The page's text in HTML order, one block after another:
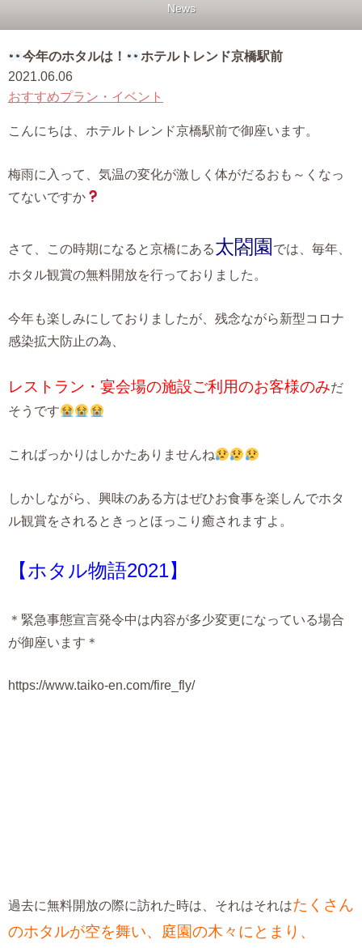
News
今年のホタルは！
ホテルトレンド京橋駅前
2021.06.06
おすすめプラン・イベント
こんにちは、ホテルトレンド京橋駅前で御座います。
梅雨に入って、気温の変化が激しく体がだるおも～くなっ
てないですか
さて、この時期になると京橋にある太閤園 では、毎年、
ホタル観賞の無料開放を行っておりました。
今年も楽しみにしておりましたが、残念ながら新型コロナ
感染拡大防止の為、
レストラン・宴会場の施設ご利用のお客様のみだ
そうです
こればっかりはしかたありませんね
しかしながら、興味のある方はぜひお食事を楽しんでホタ
ル観賞をされるときっとほっこり癒されますよ。
【ホタル物語2021】
＊緊急事態宣言発令中は内容が多少変更になっている場合
が御座います＊
https://www.taiko-en.com/fire_fly/
過去に無料開放の際に訪れた時は、それはそれはたくさん
のホタルが空を舞い、庭園の木々にとまり、